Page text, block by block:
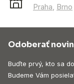
Praha Brno
Odoberať
Buďte prvý, kto sa
Budeme Vám